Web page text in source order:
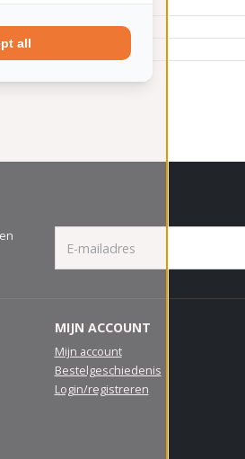
MIJN ACCOUNT
Mijn account
Bestelgeschiedenis
Login/registreren
all